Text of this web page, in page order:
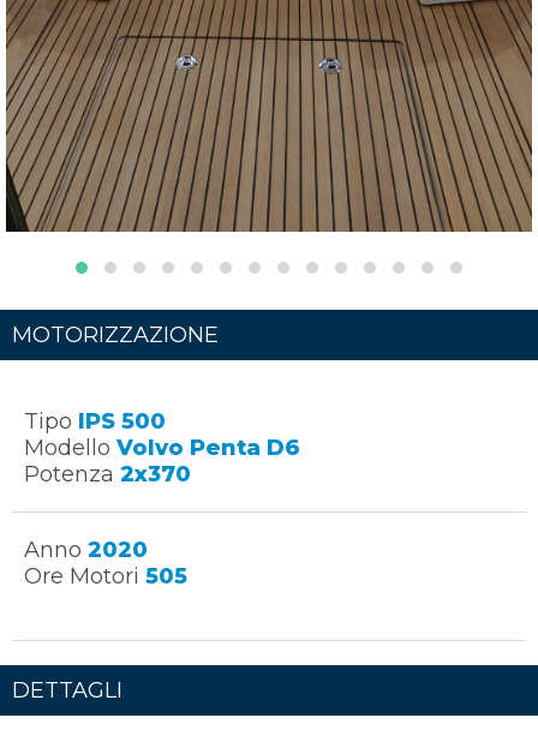
MOTORIZZAZIONE
Tipo IPS 500
Modello Volvo Penta D6
Potenza 2x370
Anno 2020
Ore Motori 505
DETTAGLI